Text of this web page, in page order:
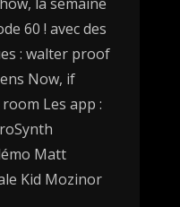
60 ! avec des
: walter proof
Now, if
Les app :
Matt
Kid Mozinor